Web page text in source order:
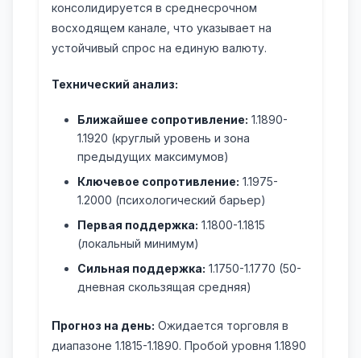
консолидируется в среднесрочном
восходящем канале, что указывает на
устойчивый спрос на единую валюту.
Технический анализ:
Ближайшее сопротивление: 1.1890-
1.1920 (круглый уровень и зона
предыдущих максимумов)
Ключевое сопротивление: 1.1975-
1.2000 (психологический барьер)
Первая поддержка: 1.1800-1.1815
(локальный минимум)
Сильная поддержка: 1.1750-1.1770 (50-
дневная скользящая средняя)
Прогноз на день: Ожидается торговля в
диапазоне 1.1815-1.1890. Пробой уровня 1.1890